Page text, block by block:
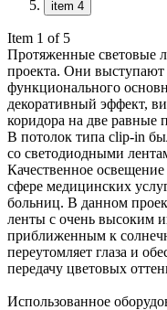
item 4
Item 1 of 5
Протяженные световые
проекта. Они выступают
функционального
декоративный эффект,
коридора на две равные
В потолок типа clip-in
со светодиодными
Качественное
сфере медицинских
больниц. В данном
ленты с очень высоким
приближенным к
переутомляет глаза и
передачу цветовых
Использованное